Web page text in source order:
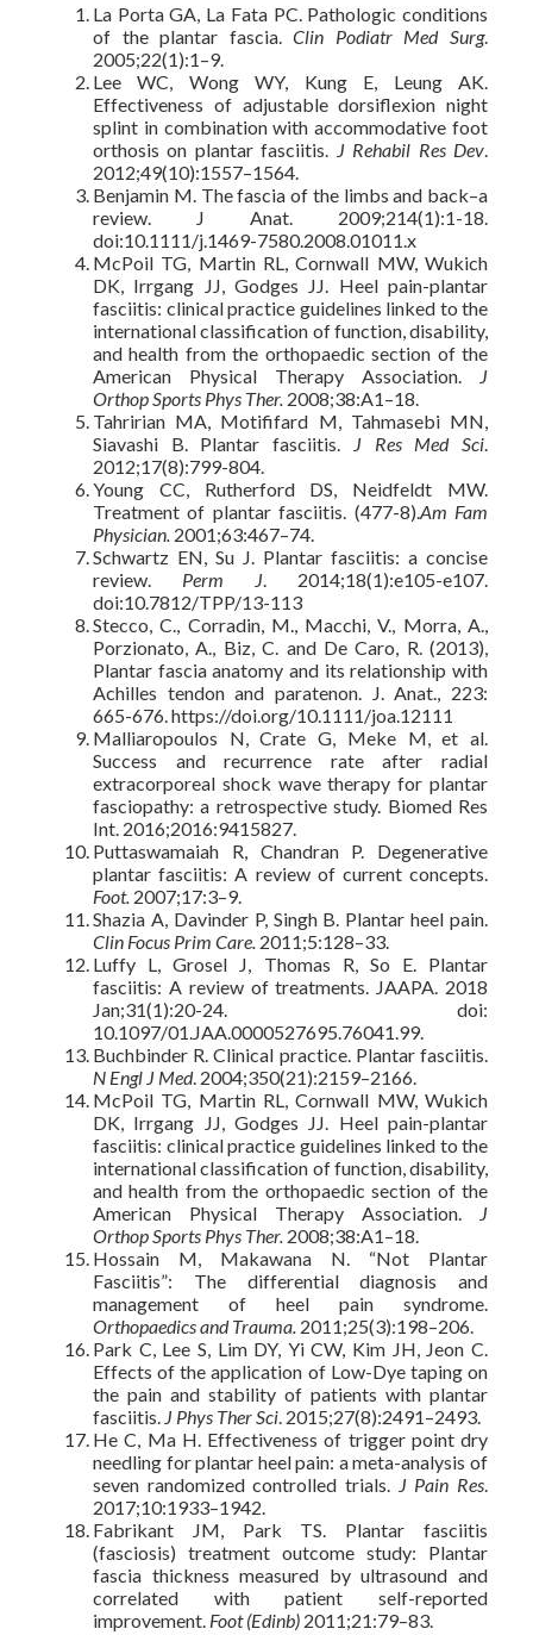
La Porta GA, La Fata PC. Pathologic conditions
of the plantar fascia.Clin Podiatr Med Surg.
2005;22(1):1–9.
Lee WC, Wong WY, Kung E, Leung AK.
Effectiveness of adjustable dorsiflexion night
splint in combination with accommodative foot
orthosis on plantar fasciitis.
J Rehabil Res Dev
2012;49(10):1557–1564.
Benjamin M. The fascia of the limbs and back–a
review. J Anat. 2009;214(1):1-18.
doi:10.1111/j.1469-7580.2008.01011.x
McPoil TG, Martin RL, Cornwall MW, Wukich
DK, Irrgang JJ, Godges JJ. Heel pain-plantar
fasciitis: clinical practice guidelines linked to the
international classification of function, disability,
and health from the orthopaedic section of the
American Physical Therapy Association.
J
Orthop Sports Phys Ther. 2008;38:A1–18.
Tahririan MA, Motififard M, Tahmasebi MN,
Siavashi B. Plantar fasciitis.
J Res Med Sci
2012;17(8):799-804.
Young CC, Rutherford DS, Neidfeldt MW.
Treatment of plantar fasciitis. (477-8). Am Fam
Physician. 2001;63:467–74.
Schwartz EN, Su J. Plantar fasciitis: a concise
review. Perm J . 2014;18(1):e105-e107.
doi:10.7812/TPP/13-113
Stecco, C., Corradin, M., Macchi, V., Morra, A.,
Porzionato, A., Biz, C. and De Caro, R. (2013),
Plantar fascia anatomy and its relationship with
Achilles tendon and paratenon. J. Anat., 223:
665-676. https://doi.org/10.1111/joa.12111
Malliaropoulos N, Crate G, Meke M, et al.
Success and recurrence rate after radial
extracorporeal shock wave therapy for plantar
fasciopathy: a retrospective study. Biomed Res
Int. 2016;2016:9415827.
Puttaswamaiah R, Chandran P. Degenerative
plantar fasciitis: A review of current concepts.
Foot. 2007;17:3–9.
Shazia A, Davinder P, Singh B. Plantar heel pain.
Clin Focus Prim Care. 2011;5:128–33.
Luffy L, Grosel J, Thomas R, So E. Plantar
fasciitis: A review of treatments. JAAPA. 2018
Jan;31(1):20-24. doi:
10.1097/01.JAA.0000527695.76041.99.
Buchbinder R. Clinical practice. Plantar fasciitis.
N Engl J Med. 2004;350(21):2159–2166.
McPoil TG, Martin RL, Cornwall MW, Wukich
DK, Irrgang JJ, Godges JJ. Heel pain-plantar
fasciitis: clinical practice guidelines linked to the
international classification of function, disability,
and health from the orthopaedic section of the
American Physical Therapy Association.
J
Orthop Sports Phys Ther. 2008;38:A1–18.
Hossain M, Makawana N. “Not Plantar
Fasciitis”: The differential diagnosis and
management of heel pain syndrome.
Orthopaedics and Trauma. 2011;25(3):198–206.
Park C, Lee S, Lim DY, Yi CW, Kim JH, Jeon C.
Effects of the application of Low-Dye taping on
the pain and stability of patients with plantar
fasciitis. J Phys Ther Sci . 2015;27(8):2491–2493.
He C, Ma H. Effectiveness of trigger point dry
needling for plantar heel pain: a meta-analysis of
seven randomized controlled trials.
J Pain Res
2017;10:1933–1942.
Fabrikant JM, Park TS. Plantar fasciitis
(fasciosis) treatment outcome study: Plantar
fascia thickness measured by ultrasound and
correlated with patient self-reported
improvement. Foot (Edinb) 2011;21:79–83.